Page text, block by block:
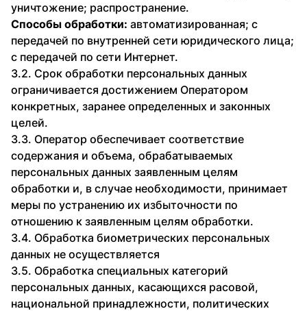
уничтожение; распространение.
Способы обработки: автоматизированная; с
передачей по внутренней сети юридического лица;
с передачей по сети Интернет.
3.2. Срок обработки персональных данных
ограничивается достижением Оператором
конкретных, заранее определенных и законных
целей.
3.3. Оператор обеспечивает соответствие
содержания и объема, обрабатываемых
персональных данных заявленным целям
обработки и, в случае необходимости, принимает
меры по устранению их избыточности по
отношению к заявленным целям обработки.
3.4. Обработка биометрических персональных
данных не осуществляется
3.5. Обработка специальных категорий
персональных данных, касающихся расовой,
национальной принадлежности, политических